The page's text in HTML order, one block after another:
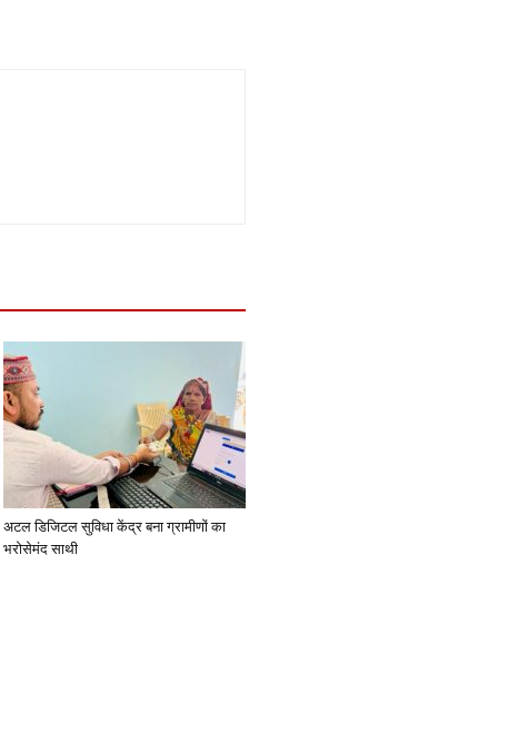
अटल डिजिटल सुविधा केंद्र बना ग्रामीणों का
भरोसेमंद साथी